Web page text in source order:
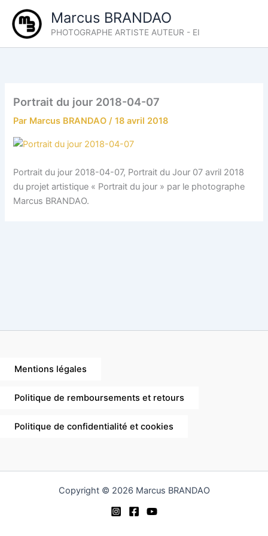
contenu
Marcus BRANDAO
PHOTOGRAPHE ARTISTE AUTEUR - EI
Portrait du jour 2018-04-07
Par Marcus BRANDAO/18 avril 2018
Portrait du jour 2018-04-07, Portrait du Jour 07 avril 2018
du projet artistique « Portrait du jour » par le photographe
Marcus BRANDAO.
Mentions légales
Politique de remboursements et retours
Politique de confidentialité et cookies
Copyright © 2026 Marcus BRANDAO